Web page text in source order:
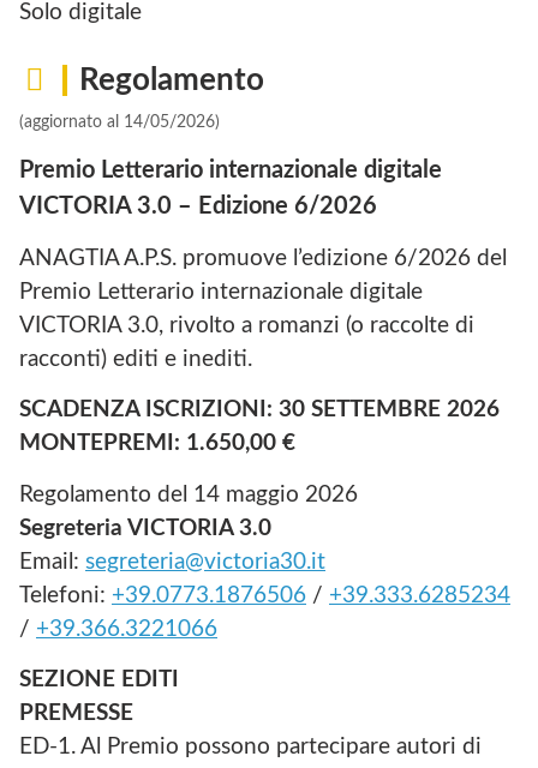
Solo digitale
Regolamento
(aggiornato al 14/05/2026)
Premio Letterario internazionale digitale
VICTORIA 3.0 – Edizione 6/2026
ANAGTIA A.P.S. promuove l’edizione 6/2026 del
Premio Letterario internazionale digitale
VICTORIA 3.0, rivolto a romanzi (o raccolte di
racconti) editi e inediti.
SCADENZA ISCRIZIONI: 30 SETTEMBRE 2026
MONTEPREMI: 1.650,00 €
Regolamento del 14 maggio 2026
Segreteria VICTORIA 3.0
Email: segreteria@victoria30.it
Telefoni: +39.0773.1876506 / +39.333.6285234
/ +39.366.3221066
SEZIONE EDITI
PREMESSE
ED-1. Al Premio possono partecipare autori di